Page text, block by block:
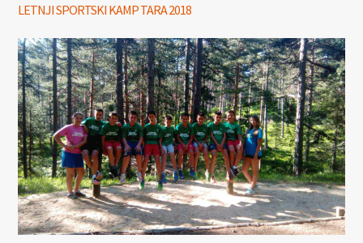
LETNJI SPORTSKI KAMP TARA 2018